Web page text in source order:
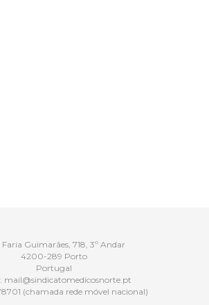
Faria Guimarães, 718, 3º Andar
4200-289 Porto
Portugal
mail@sindicatomedicosnorte.pt
(chamada rede móvel nacional)